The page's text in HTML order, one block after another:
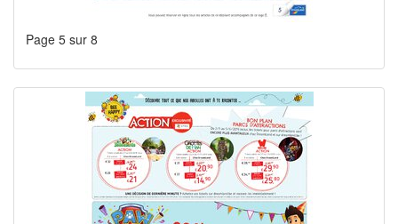
Page 5 sur 8